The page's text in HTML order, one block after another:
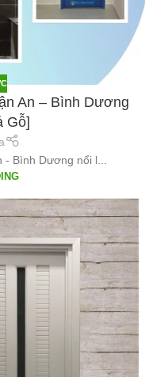
An – Bình Dương
Gỗ]
- Bình Dương nổi l...